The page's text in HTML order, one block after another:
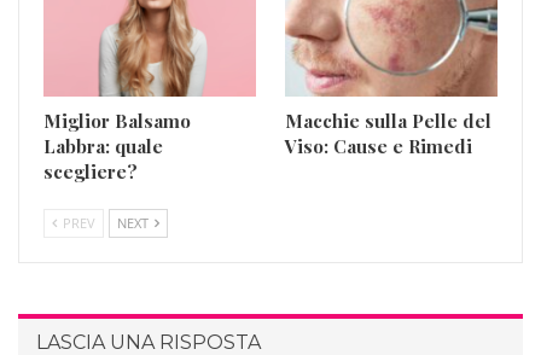
Miglior Balsamo
Labbra: quale
scegliere?
Macchie sulla Pelle del
Viso: Cause e Rimedi
PREV NEXT
LASCIA UNA RISPOSTA